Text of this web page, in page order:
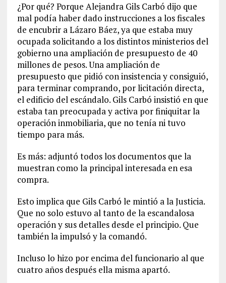
¿Por qué? Porque Alejandra Gils Carbó dijo que
mal podía haber dado instrucciones a los fiscales
de encubrir a Lázaro Báez, ya que estaba muy
ocupada solicitando a los distintos ministerios del
gobierno una ampliación de presupuesto de 40
millones de pesos. Una ampliación de
presupuesto que pidió con insistencia y consiguió,
para terminar comprando, por licitación directa,
el edificio del escándalo. Gils Carbó insistió en que
estaba tan preocupada y activa por finiquitar la
operación inmobiliaria, que no tenía ni tuvo
tiempo para más.
Es más: adjuntó todos los documentos que la
muestran como la principal interesada en esa
compra.
Esto implica que Gils Carbó le mintió a la Justicia.
Que no solo estuvo al tanto de la escandalosa
operación y sus detalles desde el principio. Que
también la impulsó y la comandó.
Incluso lo hizo por encima del funcionario al que
cuatro años después ella misma apartó.